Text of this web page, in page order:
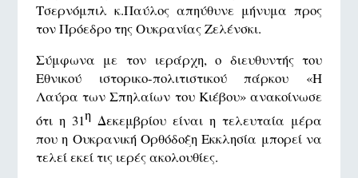
Τσερνόμπιλ κ.Παύλος απηύθυνε μήνυμα προς
τον Πρόεδρο της Ουκρανίας Ζελένσκι.
Σύμφωνα με τον ιεράρχη, ο διευθυντής του
Εθνικού ιστορικο-πολιτιστικού πάρκου «Η
Λαύρα των Σπηλαίων του Κιέβου» ανακοίνωσε
ότι η 31ηΔεκεμβρίου είναι η τελευταία μέρα
που η Ουκρανική Ορθόδοξη Εκκλησία μπορεί να
τελεί εκεί τις ιερές ακολουθίες.